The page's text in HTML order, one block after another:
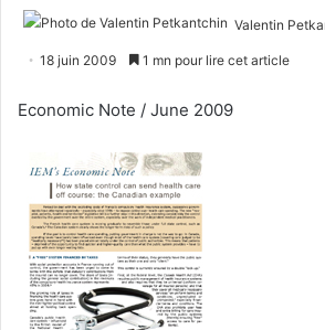
Valentin
18 juin 2009 1 mn pour lire cet article
Economic Note / June 2009